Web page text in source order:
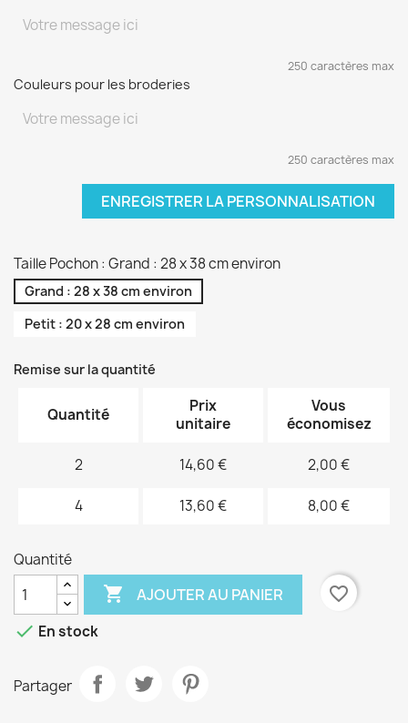
250 caractères max
Couleurs pour les broderies
250 caractères max
ENREGISTRER LA PERSONNALISATION
Taille Pochon : Grand : 28 x 38 cm environ
Grand : 28 x 38 cm environ
Petit : 20 x 28 cm environ
Remise sur la quantité
Quantité
Prix
unitaire
Vous
économisez
2 14,60 € 2,00 €
4 13,60 € 8,00 €
Quantité
 AJOUTER AU PANIER
favorite_border
 En stock
Partager